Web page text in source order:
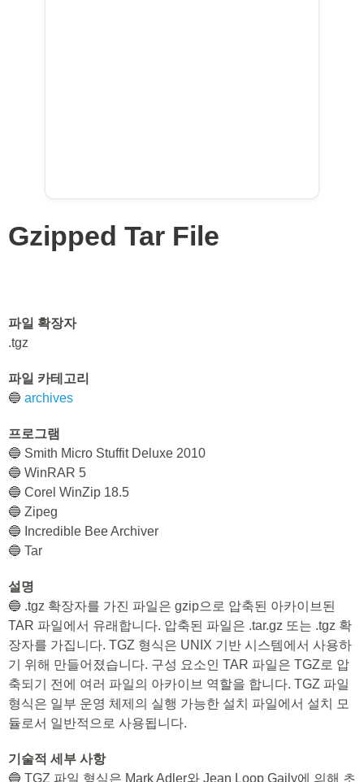
Gzipped Tar File
파일 확장자
.tgz
파일 카테고리
🔵 archives
프로그램
🔵 Smith Micro Stuffit Deluxe 2010
🔵 WinRAR 5
🔵 Corel WinZip 18.5
🔵 Zipeg
🔵 Incredible Bee Archiver
🔵 Tar
설명
🔵 .tgz 확장자를 가진 파일은 gzip으로 압축된 아카이브된
TAR 파일에서 유래합니다. 압축된 파일은 .tar.gz 또는 .tgz 확
장자를 가집니다. TGZ 형식은 UNIX 기반 시스템에서 사용하
기 위해 만들어졌습니다. 구성 요소인 TAR 파일은 TGZ로 압
축되기 전에 여러 파일의 아카이브 역할을 합니다. TGZ 파일
형식은 일부 운영 체제의 실행 가능한 설치 파일에서 설치 모
듈로서 일반적으로 사용됩니다.
기술적 세부 사항
🔵 TGZ 파일 형식은 Mark Adler와 Jean Loop Gaily에 의해 초